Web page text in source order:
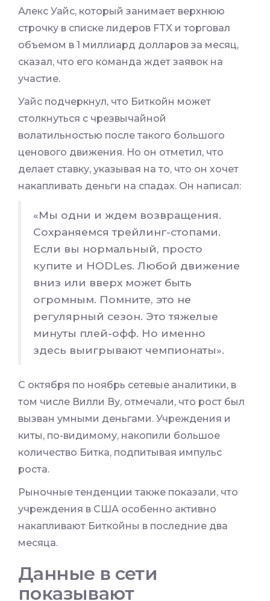
Алекс Уайс, который занимает верхнюю
строчку в списке лидеров FTX и торговал
объемом в 1 миллиард долларов за месяц,
сказал, что его команда ждет заявок на
участие.
Уайс подчеркнул, что Биткойн может
столкнуться с чрезвычайной
волатильностью после такого большого
ценового движения. Но он отметил, что
делает ставку, указывая на то, что он хочет
накапливать деньги на спадах. Он написал:
«Мы одни и ждем возвращения.
Сохраняемся трейлинг-стопами.
Если вы нормальный, просто
купите и HODLes. Любой движение
вниз или вверх может быть
огромным. Помните, это не
регулярный сезон. Это тяжелые
минуты плей-офф. Но именно
здесь выигрывают чемпионаты».
С октября по ноябрь сетевые аналитики, в
том числе Вилли Ву, отмечали, что рост был
вызван умными деньгами. Учреждения и
киты, по-видимому, накопили большое
количество Битка, подпитывая импульс
роста.
Рыночные тенденции также показали, что
учреждения в США особенно активно
накапливают Биткойны в последние два
месяца.
Данные в сети
показывают